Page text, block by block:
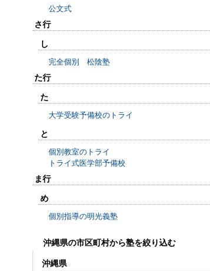
公文式
さ行
し
完全個別 松陰塾
た行
た
大学受験予備校のトライ
と
個別教室のトライ
トライ式医学部予備校
ま行
め
個別指導の明光義塾
沖縄県の市区町村から塾を絞り込む
沖縄県